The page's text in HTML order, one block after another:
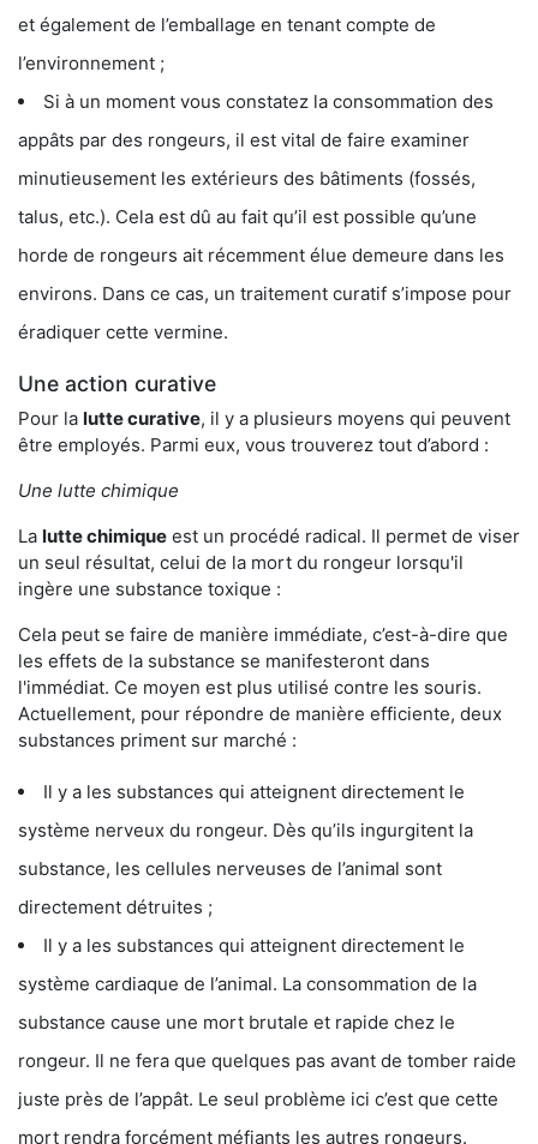
et également de l’emballage en tenant compte de
l’environnement ;
Si à un moment vous constatez la consommation des
appâts par des rongeurs, il est vital de faire examiner
minutieusement les extérieurs des bâtiments (fossés,
talus, etc.). Cela est dû au fait qu’il est possible qu’une
horde de rongeurs ait récemment élue demeure dans les
environs. Dans ce cas, un traitement curatif s’impose pour
éradiquer cette vermine.
Une action curative
Pour la lutte curative, il y a plusieurs moyens qui peuvent
être employés. Parmi eux, vous trouverez tout d’abord :
Une lutte chimique
La lutte chimique est un procédé radical. Il permet de viser
un seul résultat, celui de la mort du rongeur lorsqu'il
ingère une substance toxique :
Cela peut se faire de manière immédiate, c’est-à-dire que
les effets de la substance se manifesteront dans
l'immédiat. Ce moyen est plus utilisé contre les souris.
Actuellement, pour répondre de manière efficiente, deux
substances priment sur marché :
Il y a les substances qui atteignent directement le
système nerveux du rongeur. Dès qu’ils ingurgitent la
substance, les cellules nerveuses de l’animal sont
directement détruites ;
Il y a les substances qui atteignent directement le
système cardiaque de l’animal. La consommation de la
substance cause une mort brutale et rapide chez le
rongeur. Il ne fera que quelques pas avant de tomber raide
juste près de l’appât. Le seul problème ici c’est que cette
mort rendra forcément méfiants les autres rongeurs.